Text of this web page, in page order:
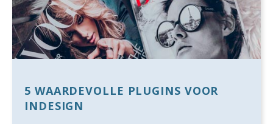
5 WAARDEVOLLE PLUGINS VOOR
INDESIGN